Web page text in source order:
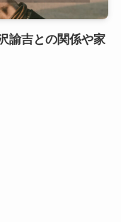
諭吉との関係や家